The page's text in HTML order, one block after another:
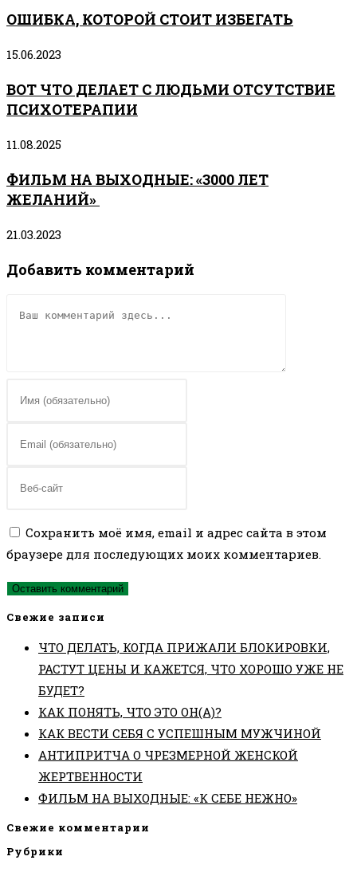
ОШИБКА, КОТОРОЙ СТОИТ ИЗБЕГАТЬ
15.06.2023
ВОТ ЧТО ДЕЛАЕТ С ЛЮДЬМИ ОТСУТСТВИЕ
ПСИХОТЕРАПИИ
11.08.2025
ФИЛЬМ НА ВЫХОДНЫЕ: «3000 ЛЕТ
ЖЕЛАНИЙ»
21.03.2023
Добавить комментарий
или
пользователя,
прокомментировать
адрес,
прокомментировать
веб-
сайта
(необязательно)
Сохранить моё имя, email и адрес сайта в этом
браузере для последующих моих комментариев.
Свежие записи
ЧТО ДЕЛАТЬ, КОГДА ПРИЖАЛИ БЛОКИРОВКИ,
РАСТУТ ЦЕНЫ И КАЖЕТСЯ, ЧТО ХОРОШО УЖЕ НЕ
БУДЕТ?
КАК ПОНЯТЬ, ЧТО ЭТО ОН(А)?
КАК ВЕСТИ СЕБЯ С УСПЕШНЫМ МУЖЧИНОЙ
АНТИПРИТЧА О ЧРЕЗМЕРНОЙ ЖЕНСКОЙ
ЖЕРТВЕННОСТИ
ФИЛЬМ НА ВЫХОДНЫЕ: «К СЕБЕ НЕЖНО»
Свежие комментарии
Рубрики